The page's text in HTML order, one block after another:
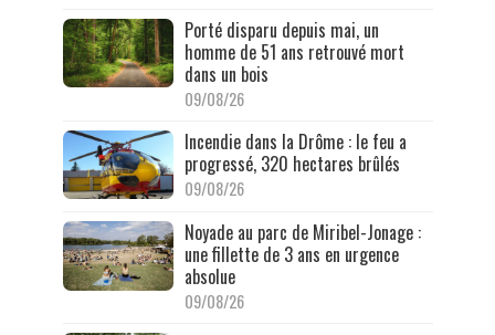
Porté disparu depuis mai, un
homme de 51 ans retrouvé mort
dans un bois
09/08/26
Incendie dans la Drôme : le feu a
progressé, 320 hectares brûlés
09/08/26
Noyade au parc de Miribel-Jonage :
une fillette de 3 ans en urgence
absolue
09/08/26